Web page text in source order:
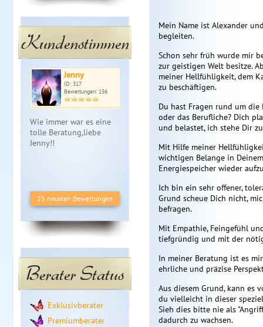
Kundenstimmen
Jenny
ID: 317
Bewertungen: 156
Wie immer war es eine
tolle Beratung,liebe
Jenny!!
25 neusten Bewertungen
Berater Status
Exklusivberater
Premiumberater
Mein Name ist Alexander
begleiten.
Schon sehr früh wurde mir
zur geistigen Welt besitze.
meiner Hellfühligkeit, dem
zu beschäftigen.
Du hast Fragen rund um
oder das Berufliche? Dich
und belastet, ich stehe Dir
Mit Hilfe meiner
wichtigen Belange in
Energiespeicher wieder
Ich bin ein sehr offener,
Grund scheue Dich nicht,
befragen.
Mit Empathie, Feingefühl
tiefgründig und mit der
In meiner Beratung ist es
ehrliche und präzise
Aus diesem Grund, kann es
du vielleicht in dieser
Sieh dies bitte nie als
dadurch zu wachsen.